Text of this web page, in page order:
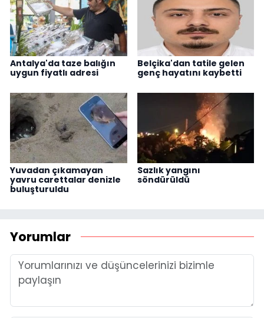
Antalya'da taze balığın
uygun fiyatlı adresi
Belçika'dan tatile gelen
genç hayatını kaybetti
Yuvadan çıkamayan
yavru carettalar denizle
buluşturuldu
Sazlık yangını
söndürüldü
Yorumlar